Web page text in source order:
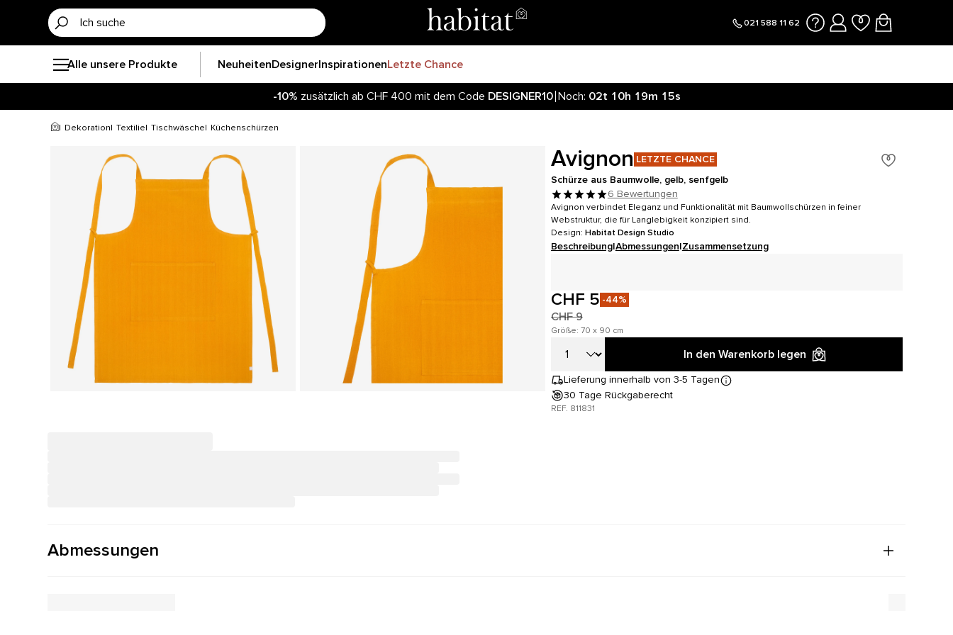
021 588 11 62
Alle unsere Produkte NeuheitenDesignerInspirationenLetzte Chance
-10% zusätzlich ab CHF 400 mit dem Code DESIGNER10 Noch: 02t 10h 19m 14s
Dekoration Textilie Tischwäsche Küchenschürzen
Avignon LETZTE CHANCE
Schürze aus Baumwolle, gelb, senfgelb
6 Bewertungen
Avignon verbindet Eleganz und Funktionalität mit Baumwollschürzen in feiner
Webstruktur, die für Langlebigkeit konzipiert sind.
Design: Habitat Design Studio
Beschreibung|Abmessungen|Zusammensetzung
CHF 5 -44%
CHF 9
Größe: 70 x 90 cm
In den Warenkorb legen
Lieferung innerhalb von 3-5 Tagen
30 Tage Rückgaberecht
REF. 811831
Abmessungen